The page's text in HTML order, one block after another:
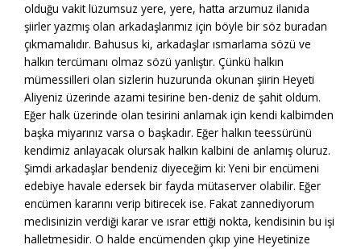
olduğu vakit lüzumsuz yere, yere, hatta arzumuz ilanıda
şiirler yazmış olan arkadaşlarımız için böyle bir söz buradan
çıkmamalıdır. Bahusus ki, arkadaşlar ısmarlama sözü ve
halkın tercümanı olmaz sözü yanlıştır. Çünkü halkın
mümessilleri olan sizlerin huzurunda okunan şiirin Heyeti
Aliyeniz üzerinde azami tesirine ben-deniz de şahit oldum.
Eğer halk üzerinde olan tesirini anlamak için kendi kalbimden
başka miyarınız varsa o başkadır. Eğer halkın teessürünü
kendimiz anlayacak olursak halkın kalbini de anlamış oluruz.
Şimdi arkadaşlar bendeniz diyeceğim ki: Yeni bir encümeni
edebiye havale edersek bir fayda mütaserver olabilir. Eğer
encümen kararını verip bitirecek ise. Fakat zannediyorum
meclisinizin verdiği karar ve ısrar ettiği nokta, kendisinin bu işi
halletmesidir. O halde encümenden çıkıp yine Heyetinize